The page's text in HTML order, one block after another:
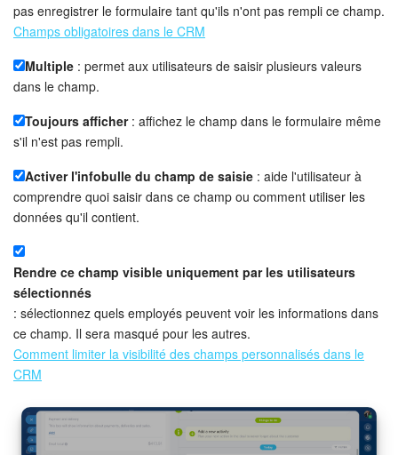
pas enregistrer le formulaire tant qu'ils n'ont pas rempli ce champ.
Champs obligatoires dans le CRM
Multiple : permet aux utilisateurs de saisir plusieurs valeurs
dans le champ.
Toujours afficher: affichez le champ dans le formulaire même
s'il n'est pas rempli.
Activer l'infobulle du champ de saisie : aide l'utilisateur à
comprendre quoi saisir dans ce champ ou comment utiliser les
données qu'il contient.
Rendre ce champ visible uniquement par les utilisateurs
sélectionnés
: sélectionnez quels employés peuvent voir les informations dans
ce champ. Il sera masqué pour les autres.
Comment limiter la visibilité des champs personnalisés dans le
CRM